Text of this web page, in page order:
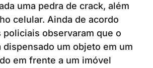
uma pedra de crack, além
celular. Ainda de acordo
policiais observaram que o
dispensado um objeto em um
em frente a um imóvel